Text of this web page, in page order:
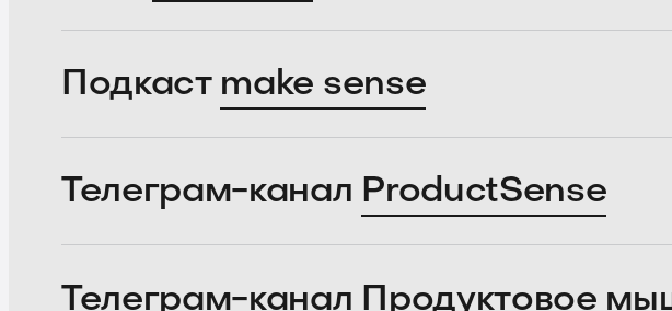
Подкаст make sense
Телеграм-канал ProductSense
Телеграм-канал Продуктовое